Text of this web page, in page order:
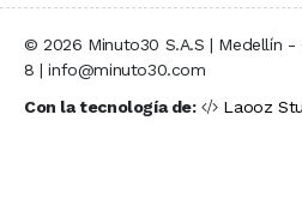
© 2026 Minuto30 S.A.S | Medellín
8 | info@minuto30.com
Con la tecnología de:
Laooz